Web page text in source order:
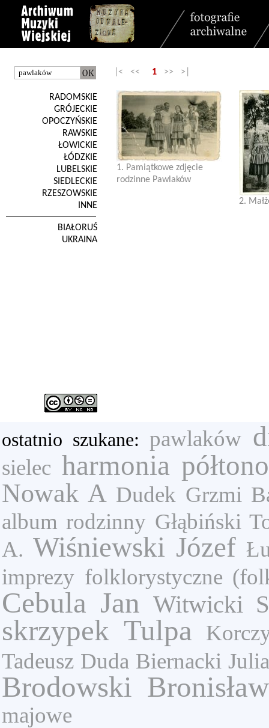
RADOMSKIE
GRÓJECKIE
OPOCZYŃSKIE
RAWSKIE
ŁOWICKIE
ŁÓDZKIE
LUBELSKIE
SIEDLECKIE
RZESZOWSKIE
INNE
BIAŁORUŚ
UKRAINA
|< << 1 >> >|
1. Pamiątkowe zdjęcie
rodzinne Pawlaków
2.
ostatnio szukane: pawlaków
sielec harmonia
Nowak A Dudek Grzmi
album rodzinny Głąbiński
A. Wiśniewski Józef
imprezy folklorystyczne
Cebula Jan Witwicki
skrzypek Tulpa
Tadeusz Duda Biernacki
Brodowski Bronisław
majowe